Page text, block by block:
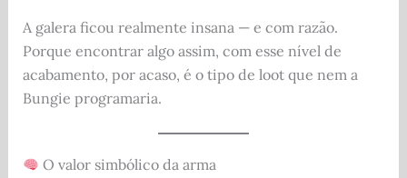
A galera ficou realmente insana — e com razão.
Porque encontrar algo assim, com esse nível de
acabamento, por acaso, é o tipo de loot que nem a
Bungie programaria.
O valor simbólico da arma